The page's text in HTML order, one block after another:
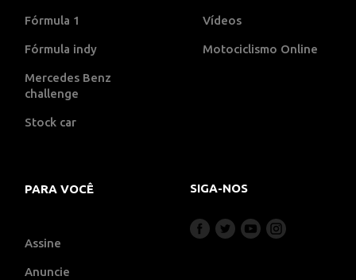
Fórmula 1
Fórmula indy
Mercedes Benz
challenge
Stock car
Vídeos
Motociclismo Online
PARA VOCÊ
Assine
Anuncie
SIGA-NOS